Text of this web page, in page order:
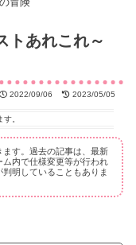
トあれこれ～
2022/09/06 2023/05/05
。
す。過去の記事は、最新
内で仕様変更等が行われ
明していることもありま